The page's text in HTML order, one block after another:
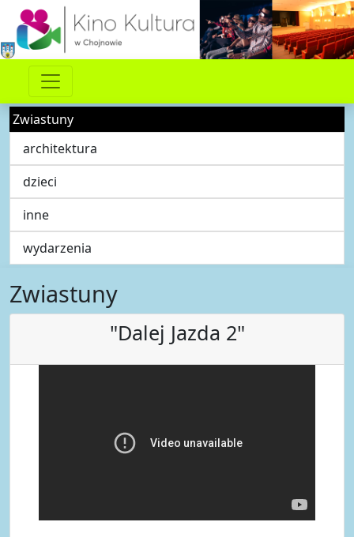
Zwiastuny
architektura
dzieci
inne
wydarzenia
Zwiastuny
"Dalej Jazda 2"